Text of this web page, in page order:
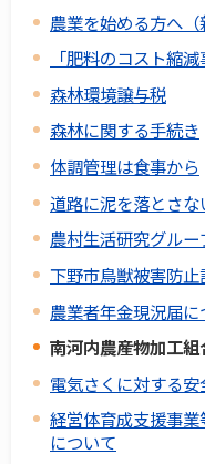
農業を始める方へ（
「肥料のコスト縮
森林環境譲与税
森林に関する手続き
体調管理は食事から
道路に泥を落とさ
農村生活研究グル
下野市鳥獣被害防
農業者年金現況届に
南河内農産物加工組
電気さくに対する
経営体育成支援事
について